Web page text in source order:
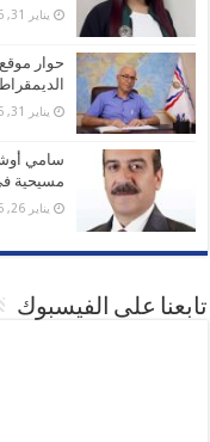
يناير 31, 2026
حوار
يناير 31, 2026
سامي
مسيحية
يناير 26, 2026
تابعنا على الفيسبوك